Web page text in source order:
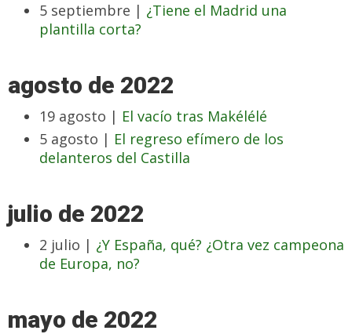
5 septiembre | ¿Tiene el Madrid una
plantilla corta?
agosto de 2022
19 agosto | El vacío tras Makélélé
5 agosto | El regreso efímero de los
delanteros del Castilla
julio de 2022
2 julio | ¿Y España, qué? ¿Otra vez campeona
de Europa, no?
mayo de 2022